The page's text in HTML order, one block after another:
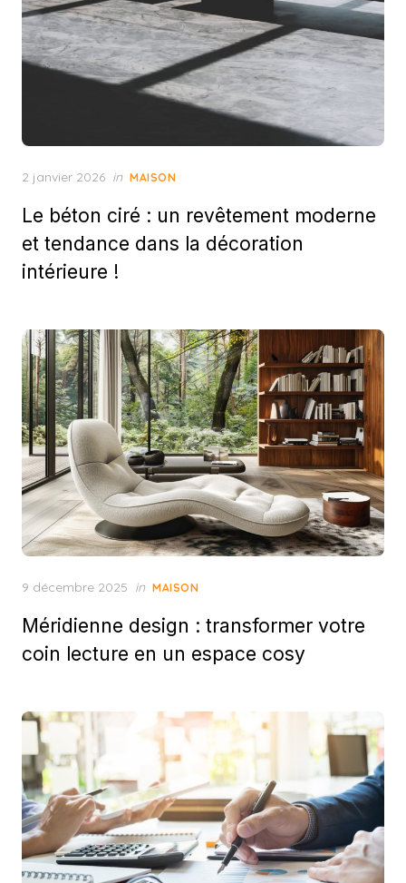
Posted
2 janvier 2026 in MAISON
Le béton ciré : un revêtement moderne
et tendance dans la décoration
intérieure !
Posted
9 décembre 2025 in MAISON
Méridienne design : transformer votre
coin lecture en un espace cosy